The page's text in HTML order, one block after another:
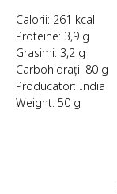
Calorii: 261 kcal
Proteine: 3,9 g
Grasimi: 3,2 g
Carbohidrați: 80 g
Producator: India
Weight: 50 g